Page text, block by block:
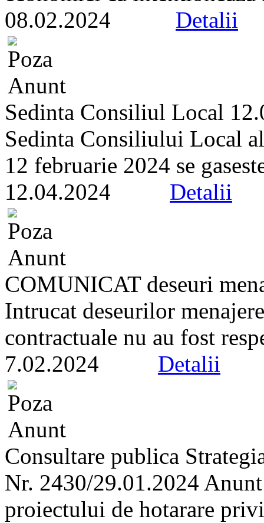
08.02.2024 Detalii
Sedinta Consiliul Local
Sedinta Consiliului Local
12 februarie 2024 se
12.04.2024 Detalii
COMUNICAT deseuri
Intrucat deseurilor
contractuale nu au fost
7.02.2024 Detalii
Consultare publica
Nr. 2430/29.01.2024
proiectului de hotarare